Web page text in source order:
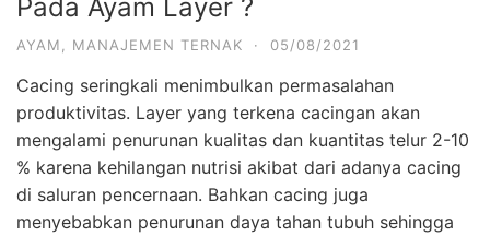
Pada Ayam Layer ?
AYAM MANAJEMEN TERNAK · 05/08/2021
Cacing seringkali menimbulkan permasalahan
produktivitas. Layer yang terkena cacingan akan
mengalami penurunan kualitas dan kuantitas telur 2-10
% karena kehilangan nutrisi akibat dari adanya cacing
di saluran pencernaan. Bahkan cacing juga
menyebabkan penurunan daya tahan tubuh sehingga